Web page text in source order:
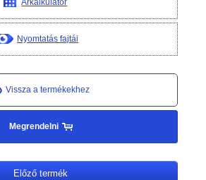
Árkalkulátor
Nyomtatás fajtái
Vissza a termékekhez
Megrendelni
Előző termék